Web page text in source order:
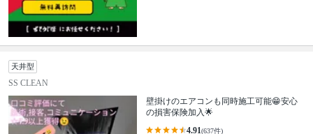
天井型
SS CLEAN
壁掛けのエアコンも同時施工可能😁安心
の損害保険加入🌟
4.91(637件)